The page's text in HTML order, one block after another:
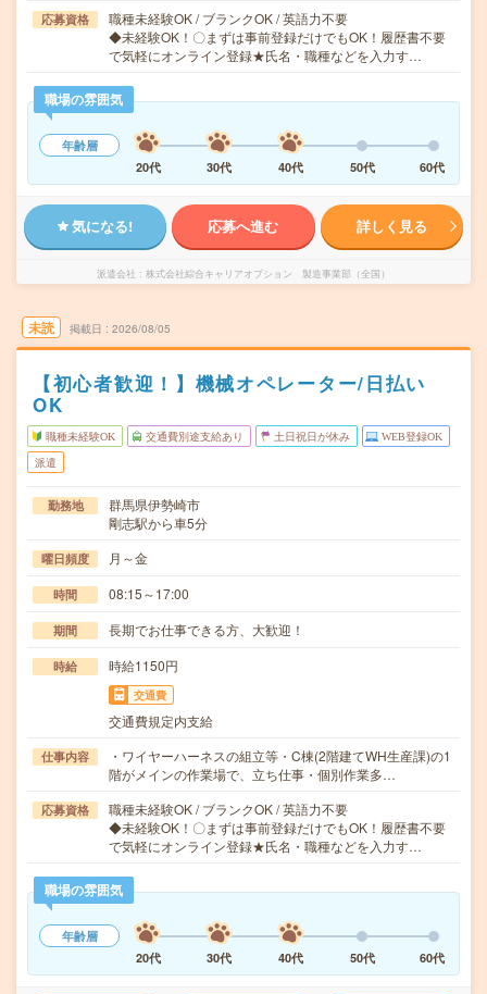
応募資格
職種未経験OK / ブランクOK / 英語力不要
◆未経験OK！〇まずは事前登録だけでもOK！履歴書不要
で気軽にオンライン登録★氏名・職種などを入力す…
職場の雰囲気
年齢層
20代
30代 40代 50代 60代
気になる! 応募へ進む 詳しく見る
派遣会社 株式会社綜合キャリアオプション 製造事業部（全国）
未読 掲載日 2026/08/05
【初心者歓迎！】機械オペレーター/日払い
OK
職種未経験OK 交通費別途支給あり 土日祝日が休み WEB登録OK
派遣
勤務地
群馬県伊勢崎市
剛志駅から車5分
曜日頻度 月～金
時間 08:15～17:00
期間 長期でお仕事できる方、大歓迎！
時給 時給1150円
交通費
交通費規定内支給
仕事内容
・ワイヤーハーネスの組立等・C棟(2階建てWH生産課)の1
階がメインの作業場で、立ち仕事・個別作業多…
応募資格
職種未経験OK / ブランクOK / 英語力不要
◆未経験OK！〇まずは事前登録だけでもOK！履歴書不要
で気軽にオンライン登録★氏名・職種などを入力す…
職場の雰囲気
年齢層
20代
30代 40代 50代 60代